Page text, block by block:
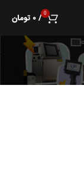
0
/۰ تومان